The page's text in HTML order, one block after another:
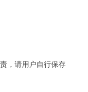
，请用户自行保存